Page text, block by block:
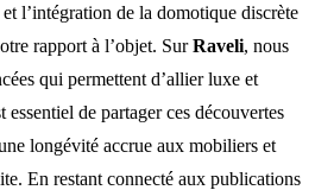
l’intégration de la domotique discrète
rapport à l’objet. SurRaveli, nous
qui permettent d’allier luxe et
de partager ces découvertes
longévité accrue aux mobiliers et
En restant connecté aux publications